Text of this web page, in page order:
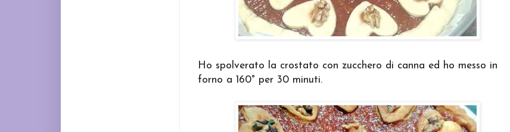
Ho spolverato la crostato con zucchero di canna ed ho messo in
forno a 160° per 30 minuti.